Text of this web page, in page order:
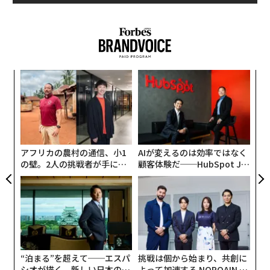
アフリカの農村の通信、小1
の壁。2人の挑戦者が手にし
た「次なる武器」
AIが変えるのは効率ではなく
顧客体験だ──HubSpot Ja
panが語る「Grow Better」
な組織のつくり方
“泊まる”を超えて──エスパ
挑戦は個から始まり、共創に